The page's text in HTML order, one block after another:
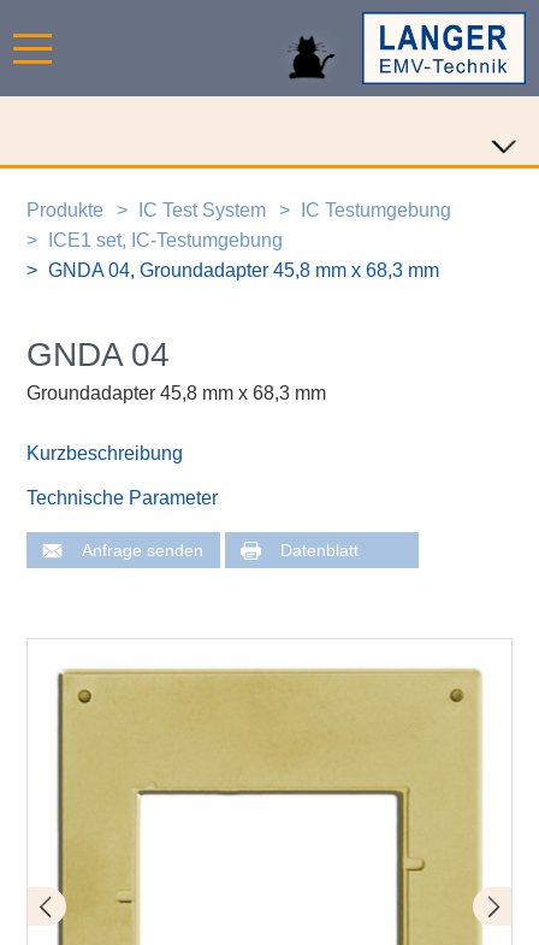
Produkte IC Test System
IC Testumgebung
ICE1 set, IC-Testumgebung
GNDA 04, Groundadapter 45,8 mm x 68,3 mm
GNDA 04
Groundadapter 45,8 mm x 68,3 mm
Kurzbeschreibung
Technische Parameter
Anfrage senden Datenblatt